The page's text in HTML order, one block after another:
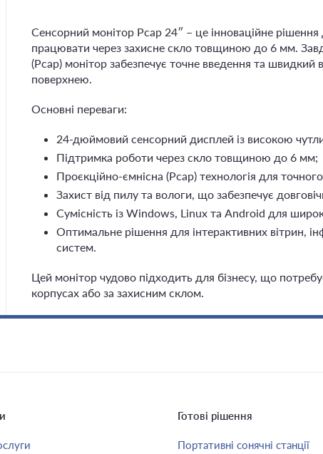
Сенсорний монітор Pcap 24″ – це інноваційне
працювати через захисне скло товщиною до 6 мм.
(Pcap) монітор забезпечує точне введення та швидкий
поверхнею.
Основні переваги:
24-дюймовий сенсорний дисплей із високою
Підтримка роботи через скло товщиною до 6 мм;
Проєкційно-ємнісна (Pcap) технологія для
Захист від пилу та вологи, що забезпечує
Сумісність із Windows, Linux та Android для
Оптимальне рішення для інтерактивних вітрин,
систем.
Цей монітор чудово підходить для бізнесу, що
корпусах або за захисним склом.
Готові рішення
Портативні сонячні станції